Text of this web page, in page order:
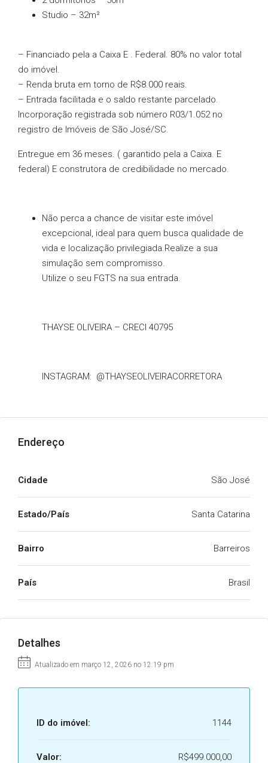
Studio – 32m²
– Financiado pela a Caixa E . Federal. 80% no valor total
do imóvel.
– Renda bruta em torno de R$8.000 reais.
– Entrada facilitada e o saldo restante parcelado.
Incorporação registrada sob número R03/1.052 no
registro de Imóveis de São José/SC.
Entregue em 36 meses. ( garantido pela a Caixa. E
federal) E construtora de credibilidade no mercado.
Não perca a chance de visitar este imóvel
excepcional, ideal para quem busca qualidade de
vida e localização privilegiada.Realize a sua
simulação sem compromisso.
Utilize o seu FGTS na sua entrada.
THAYSE OLIVEIRA – CRECI 40795
INSTAGRAM: @THAYSEOLIVEIRACORRETORA
Endereço
Cidade São José
Estado/País Santa Catarina
Bairro Barreiros
País Brasil
Detalhes
Atualizado em março 12, 2026 no 12:19 pm
ID do imóvel: 1144
Valor: R$499.000,00